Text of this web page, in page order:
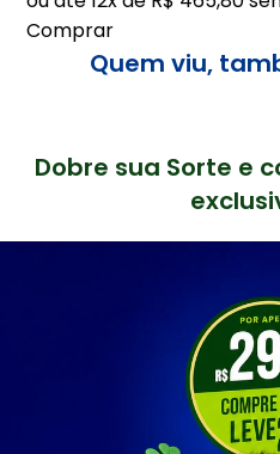
Comprar
Quem viu,
Dobre sua Sorte e